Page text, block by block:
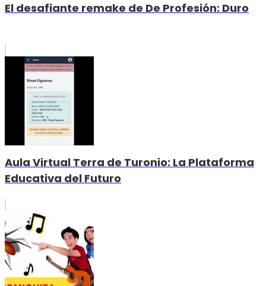
El desafiante remake de De Profesión: Duro
Aula Virtual Terra de Turonio: La Plataforma
Educativa del Futuro